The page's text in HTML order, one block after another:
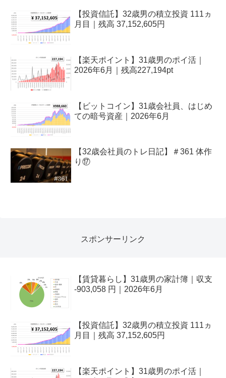
【投資信託】32歳男の積立投資 111ヵ
月目｜残高 37,152,605円
【楽天ポイント】31歳男のポイ活｜
2026年6月｜残高227,194pt
【ビットコイン】31歳会社員、はじめ
ての暗号資産｜2026年6月
【32歳会社員のトレ日記】＃361 体作
り⑰
スポンサーリンク
【賃貸暮らし】31歳男の家計簿｜収支
-903,058 円｜2026年6月
【投資信託】32歳男の積立投資 111ヵ
月目｜残高 37,152,605円
【楽天ポイント】31歳男のポイ活｜